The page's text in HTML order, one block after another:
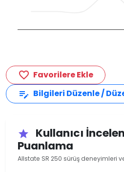
favorite_border Favorilere Ekle
edit_note Bilgileri Düzenle /
star
Kullanıcı
Puanlama
Allstate SR 250 sürüş deneyimleri